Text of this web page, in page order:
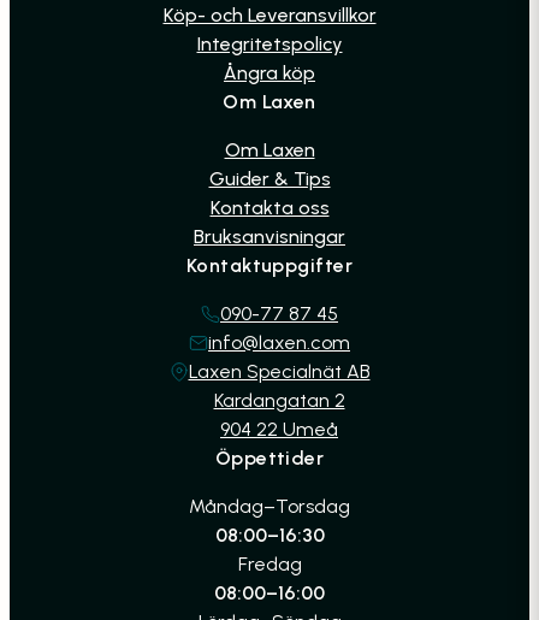
Köp- och Leveransvillkor
Integritetspolicy
Ångra köp
Om Laxen
Om Laxen
Guider & Tips
Kontakta oss
Bruksanvisningar
Kontaktuppgifter
090-77 87 45
info@laxen.com
Laxen Specialnät AB
Kardangatan 2
904 22 Umeå
Öppettider
Måndag–Torsdag
08:00–16:30
Fredag
08:00–16:00